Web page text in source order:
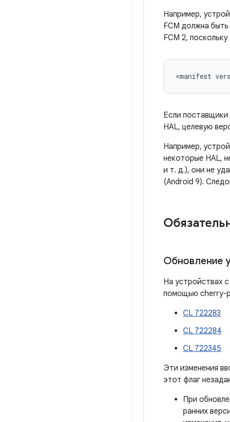
Например,
FCM должна
FCM 2,
<manifest
Если поставщики
HAL, целевую
Например,
некоторые HAL,
и т. д.), они не
(Android 9).
Обновление
На устройствах
помощью cherry-
CL 722283
CL 722284
CL 722345
Эти изменения
этот флаг
При
ранних